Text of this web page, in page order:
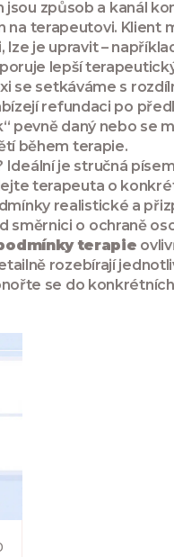
způsob a kanál
terapeutovi. Klient
je upravit –
lepší
se setkáváme s
refundaci po
pevně daný nebo
během terapie.
je stručná
terapeuta o
realistické a
o ochraně
terapie
rozebírají
se do